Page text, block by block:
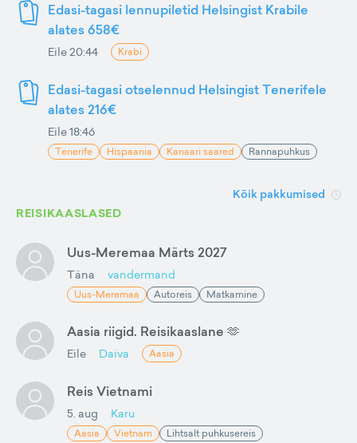
Edasi-tagasi lennupiletid Helsingist Krabile
alates 658€
Eile 20:44 Krabi
Edasi-tagasi otselennud Helsingist Tenerifele
alates 216€
Eile 18:46
Tenerife Hispaania Kanaari saared Rannapuhkus
Kõik pakkumised
REISIKAASLASED
Uus-Meremaa Märts 2027
Täna vandermand
Uus-Meremaa Autoreis Matkamine
Aasia riigid. Reisikaaslane 🫶
Eile Daiva Aasia
Reis Vietnami
5. aug Karu
Aasia Vietnam Lihtsalt puhkusereis